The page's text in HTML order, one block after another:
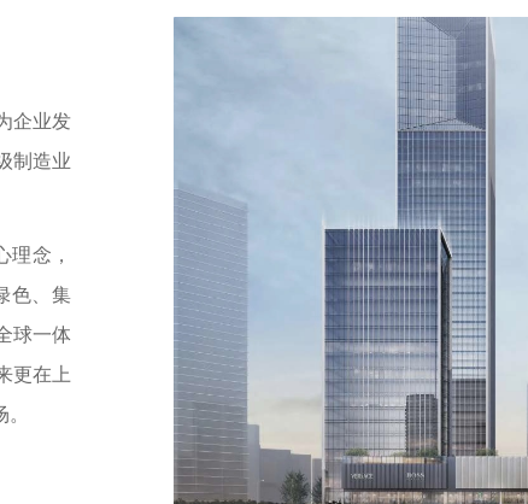
企业发
制造业
念，
色、集
球一体
更在上